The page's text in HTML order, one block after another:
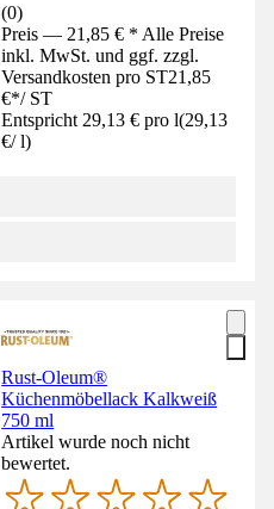
(0)
Preis — 21,85 € * Alle Preise
inkl. MwSt. und ggf. zzgl.
Versandkosten pro ST21,85
€*/ ST
Entspricht 29,13 € pro l(29,13
€/ l)
Rust-Oleum®
Küchenmöbellack Kalkweiß
750 ml
Artikel wurde noch nicht
bewertet.